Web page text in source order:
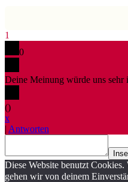
1
0
Deine Meinung würde uns sehr
()
x
| Antworten
Diese Website benutzt
gehen wir von deinem